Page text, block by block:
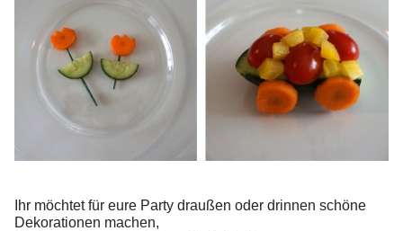
Ihr möchtet für eure Party draußen oder drinnen schöne
Dekorationen machen,